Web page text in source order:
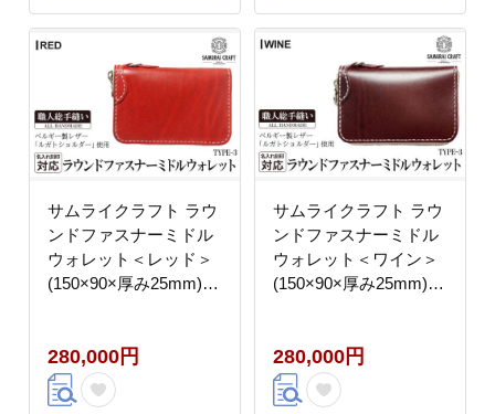
Field】ta284-orange
Field】ta284-purple
サムライクラフト ラウ
ンドファスナーミドル
ウォレット＜レッド＞
(150×90×厚み25mm)
フ ルガトショルダー ギ
フト 名入れ 日本製 手
縫い ハンドメイド ファ
280,000円
サムライクラフト ラウ
ンドファスナーミドル
ウォレット＜ワイン＞
(150×90×厚み25mm)
フ ルガトショルダー ギ
フト 名入れ 日本製 手
縫い ハンドメイド ファ
280,000円